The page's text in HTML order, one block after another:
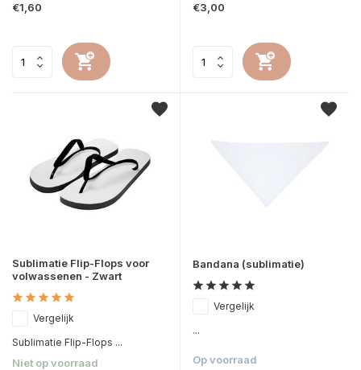
€1,60 €3,00
Sublimatie Flip-Flops voor
volwassenen - Zwart
Vergelijk
Sublimatie Flip-Flops ...
Niet op voorraad
Bandana (sublimatie)
Vergelijk
...
Op voorraad